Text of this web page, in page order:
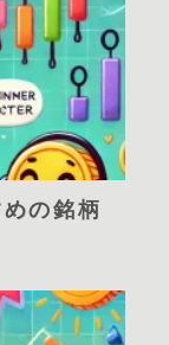
の銘柄